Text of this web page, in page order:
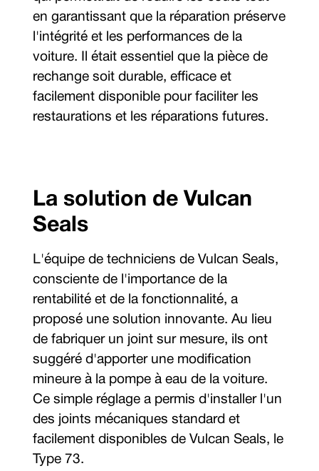
en garantissant que la réparation préserve
l'intégrité et les performances de la
voiture. Il était essentiel que la pièce de
rechange soit durable, efficace et
facilement disponible pour faciliter les
restaurations et les réparations futures.
La solution de Vulcan
Seals
L'équipe de techniciens de Vulcan Seals,
consciente de l'importance de la
rentabilité et de la fonctionnalité, a
proposé une solution innovante. Au lieu
de fabriquer un joint sur mesure, ils ont
suggéré d'apporter une modification
mineure à la pompe à eau de la voiture.
Ce simple réglage a permis d'installer l'un
des joints mécaniques standard et
facilement disponibles de Vulcan Seals, le
Type 73.